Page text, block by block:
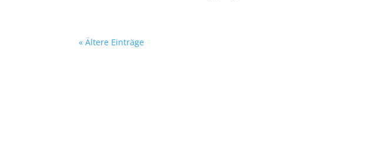
« Ältere Einträge